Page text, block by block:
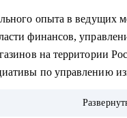
опыта в
финансов,
на территории
по управлению
проекты, не